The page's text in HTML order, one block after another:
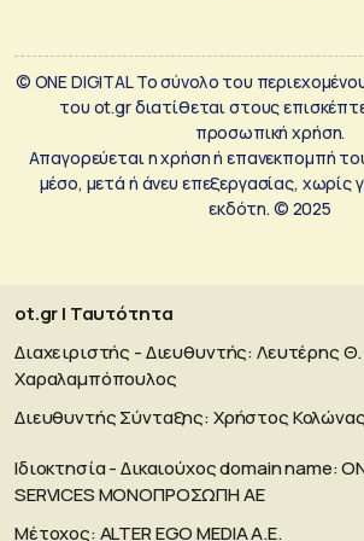
© ONE DIGITAL Το σύνολο του
του ot.gr διατίθεται στους
προσωπική χρήση.
Απαγορεύεται η χρήση ή επανεκπομπή
μέσο, μετά ή άνευ επεξεργασίας, χωρίς
εκδότη. © 2025
ot.gr | Ταυτότητα
Διαχειριστής - Διευθυντής: Λευτέρης Θ.
Χαραλαμπόπουλος
Διευθυντής Σύνταξης: Χρήστος Κολώνας
Ιδιοκτησία - Δικαιούχος domain name:
SERVICES MONOΠΡΟΣΩΠΗ ΑΕ
Μέτοχος: ALTER EGO MEDIA A.E.